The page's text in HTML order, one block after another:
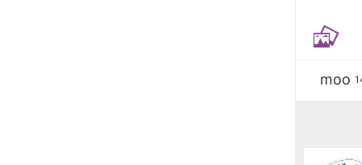
moo